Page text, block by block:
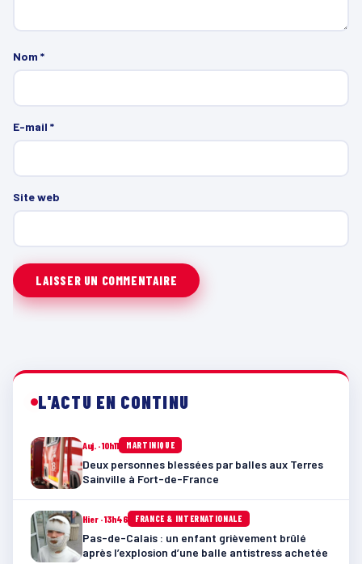
Nom *
E-mail *
Site web
L'ACTU EN CONTINU
Auj. · 10h11 MARTINIQUE
Deux personnes blessées par balles aux Terres
Sainville à Fort-de-France
Hier · 13h46 FRANCE & INTERNATIONALE
Pas-de-Calais : un enfant grièvement brûlé
après l’explosion d’une balle antistress achetée